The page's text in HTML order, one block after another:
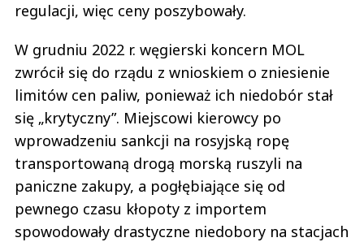
regulacji, więc ceny poszybowały.
W grudniu 2022 r. węgierski koncern MOL
zwrócił się do rządu z wnioskiem o zniesienie
limitów cen paliw, ponieważ ich niedobór stał
się „krytyczny”. Miejscowi kierowcy po
wprowadzeniu sankcji na rosyjską ropę
transportowaną drogą morską ruszyli na
paniczne zakupy, a pogłębiające się od
pewnego czasu kłopoty z importem
spowodowały drastyczne niedobory na stacjach